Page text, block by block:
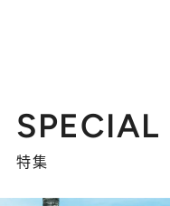
SPECIAL
特集